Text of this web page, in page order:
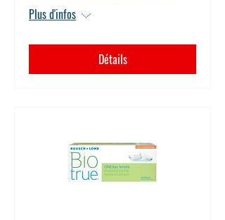
Plus d'infos
Détails